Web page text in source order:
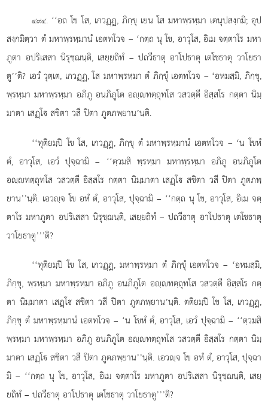
๔๙๔. ‘‘อถ โข โส, เกวฏฺฏ, ภิกฺขุ เยน โส มหาพฺรหฺมา เตนุปสงฺกมิ; อุป
สงฺกมิตฺวา ตํ มหาพฺรหฺมานํ เอตทโวจ – ‘กตฺถ นุ โข, อาวุโส, อิเม จตฺตาโร มหา
ภูตา อปริเสสา นิรุชฺฌนฺติ, เสยฺยถิทํ – ปถวีธาตุ อาโปธาตุ เตโชธาตุ วาโยธา
ตู’’ติ? เอวํ วุตฺเต, เกวฏฺฏ, โส มหาพฺรหฺมา ตํ ภิกฺขุํ เอตทโวจ – ‘อหมสฺมิ, ภิกฺขุ,
พฺรหฺมา มหาพฺรหฺมา อภิภู อนภิภูโต อฺทตฺถุทโส วสวตฺตีอิสฺสโร กตฺตา นิมฺ
มาตา เสฏฺโ สชิตา วสี ปิตา ภูตภพฺยาน’นฺติ.
‘‘ทุติยมฺปิโข โส, เกวฏฺฏ, ภิกฺขุ ตํ มหาพฺรหฺมานํ เอตทโวจ – ‘น โขหํ
ตํ, อาวุโส, เอวํ ปุจฺฉามิ – ‘‘ตฺวมสิ พฺรหฺมา มหาพฺรหฺมา อภิภู อนภิภูโต
อฺทตฺถุทโส วสวตฺตี อิสฺสโร กตฺตา นิมฺมาตา เสฏฺโ สชิตา วสี ปิตา ภูตภพฺ
ยาน’’นฺติ. เอวฺจ โข อหํ ตํ, อาวุโส, ปุจฺฉามิ – ‘‘กตฺถ นุ โข, อาวุโส, อิเม จตฺ
ตาโร มหาภูตา อปริเสสา นิรุชฺฌนฺติ, เสยฺยถิทํ – ปถวีธาตุ อาโปธาตุ เตโชธาตุ
วาโยธาตู’’’ติ?
‘‘ทุติยมฺปิ โข โส, เกวฏฺฏ, มหาพฺรหฺมา ตํ ภิกฺขุํ เอตทโวจ – ‘อหมสฺมิ,
ภิกฺขุ, พฺรหฺมา มหาพฺรหฺมา อภิภู อนภิภูโต อฺทตฺถุทโส วสวตฺตี อิสฺสโร กตฺ
ตา นิมฺมาตา เสฏฺโ สชิตา วสี ปิตา ภูตภพฺยาน’นฺติ. ตติยมฺปิ โข โส, เกวฏฺฏ,
ภิกฺขุ ตํ มหาพฺรหฺมานํ เอตทโวจ – ‘น โขหํ ตํ, อาวุโส, เอวํ ปุจฺฉามิ – ‘‘ตฺวมสิ
พฺรหฺมา มหาพฺรหฺมา อภิภู อนภิภูโต อฺทตฺถุทโส วสวตฺตี อิสฺสโร กตฺตา นิมฺ
มาตา เสฏฺโ สชิตา วสี ปิตา ภูตภพฺยาน’’นฺติ. เอวฺจ โข อหํ ตํ, อาวุโส, ปุจฺฉา
มิ – ‘‘กตฺถ นุ โข, อาวุโส, อิเม จตฺตาโร มหาภูตา อปริเสสา นิรุชฺฌนฺติ, เสยฺ
ยถิทํ – ปถวีธาตุ อาโปธาตุ เตโชธาตุ วาโยธาตู’’’ติ?